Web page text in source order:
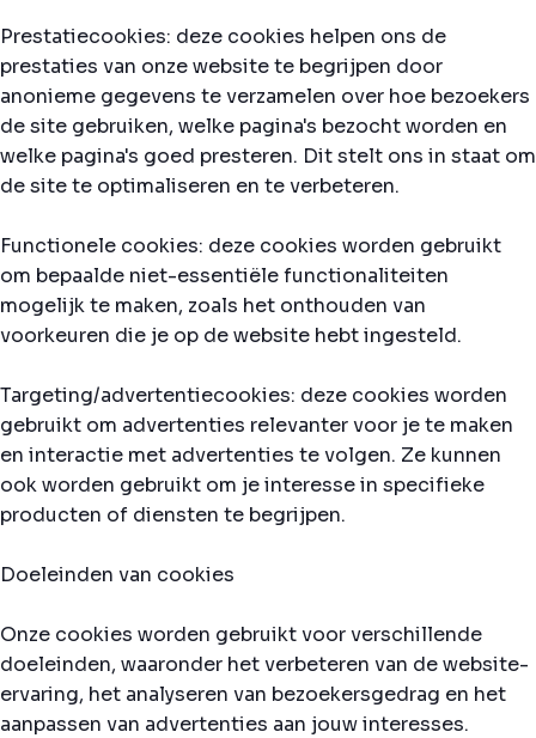
Prestatiecookies: deze cookies helpen ons de
prestaties van onze website te begrijpen door
anonieme gegevens te verzamelen over hoe bezoekers
de site gebruiken, welke pagina's bezocht worden en
welke pagina's goed presteren. Dit stelt ons in staat om
de site te optimaliseren en te verbeteren.
Functionele cookies: deze cookies worden gebruikt
om bepaalde niet-essentiële functionaliteiten
mogelijk te maken, zoals het onthouden van
voorkeuren die je op de website hebt ingesteld.
Targeting/advertentiecookies: deze cookies worden
gebruikt om advertenties relevanter voor je te maken
en interactie met advertenties te volgen. Ze kunnen
ook worden gebruikt om je interesse in specifieke
producten of diensten te begrijpen.
Doeleinden van cookies
Onze cookies worden gebruikt voor verschillende
doeleinden, waaronder het verbeteren van de website-
ervaring, het analyseren van bezoekersgedrag en het
aanpassen van advertenties aan jouw interesses.